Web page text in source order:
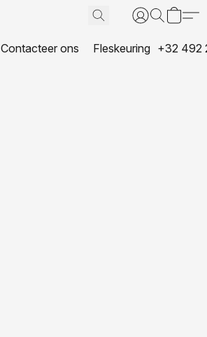
Contacteer ons Fleskeuring +32 492